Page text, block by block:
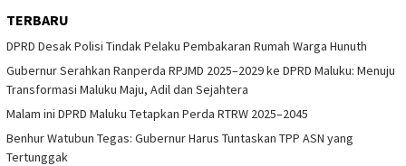
TERBARU
DPRD Desak Polisi Tindak Pelaku Pembakaran Rumah Warga Hunuth
Gubernur Serahkan Ranperda RPJMD 2025–2029 ke DPRD Maluku: Menuju
Transformasi Maluku Maju, Adil dan Sejahtera
Malam ini DPRD Maluku Tetapkan Perda RTRW 2025–2045
Benhur Watubun Tegas: Gubernur Harus Tuntaskan TPP ASN yang
Tertunggak